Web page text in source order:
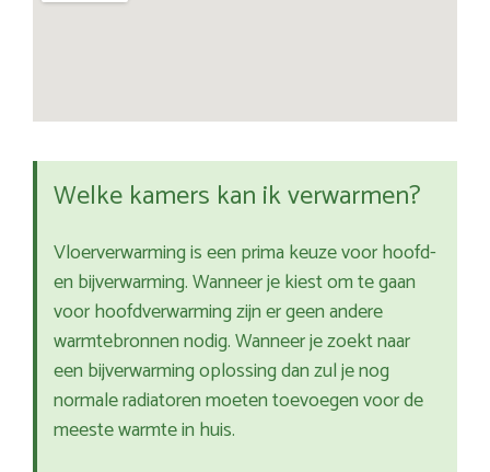
Welke kamers kan ik verwarmen?
Vloerverwarming is een prima keuze voor hoofd-
en bijverwarming. Wanneer je kiest om te gaan
voor hoofdverwarming zijn er geen andere
warmtebronnen nodig. Wanneer je zoekt naar
een bijverwarming oplossing dan zul je nog
normale radiatoren moeten toevoegen voor de
meeste warmte in huis.